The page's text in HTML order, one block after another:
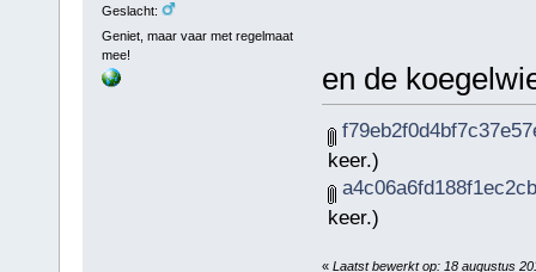
Geslacht:
Geniet, maar vaar met regelmaat
mee!
en de
keer.)
keer.)
« Laatst bewerkt op: 18 augustus